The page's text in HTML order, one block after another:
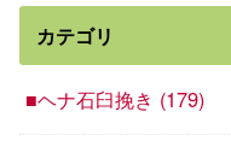
カテゴリ
■ヘナ石臼挽き (179)